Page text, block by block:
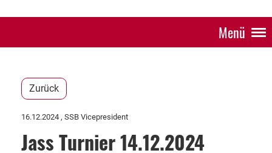
Menü
Zurück
16.12.2024 , SSB Vicepresident
Jass Turnier 14.12.2024